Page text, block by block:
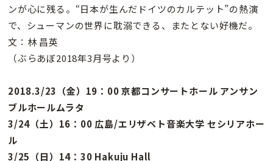
ンが心に残る。“日本が生んだドイツのカルテット”の熱演
で、シューマンの世界に耽溺できる、またとない好機だ。
文：林 昌英
（ぶらあぼ2018年3月号より）
2018.3/23（金）19：00 京都コンサートホール アンサン
ブルホールムラタ
3/24（土）16：00 広島/エリザベト音楽大学 セシリアホー
ル
3/25（日）14：30 Hakuju Hall